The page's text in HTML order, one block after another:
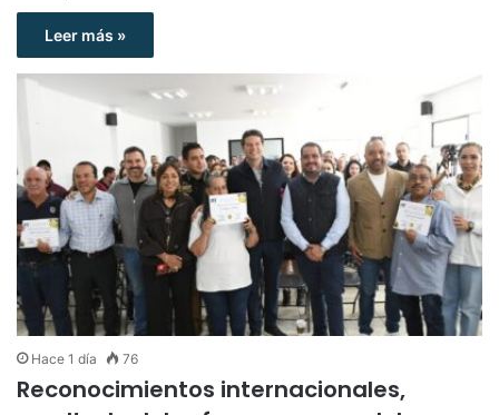
Leer más »
Hace 1 día 76
Reconocimientos internacionales,